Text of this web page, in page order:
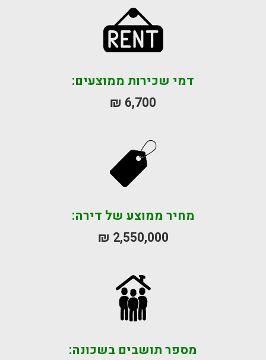
דמי שכירות ממוצעים:
6,700 ₪
מחיר ממוצע של דירה:
2,550,000 ₪
מספר תושבים בשכונה: